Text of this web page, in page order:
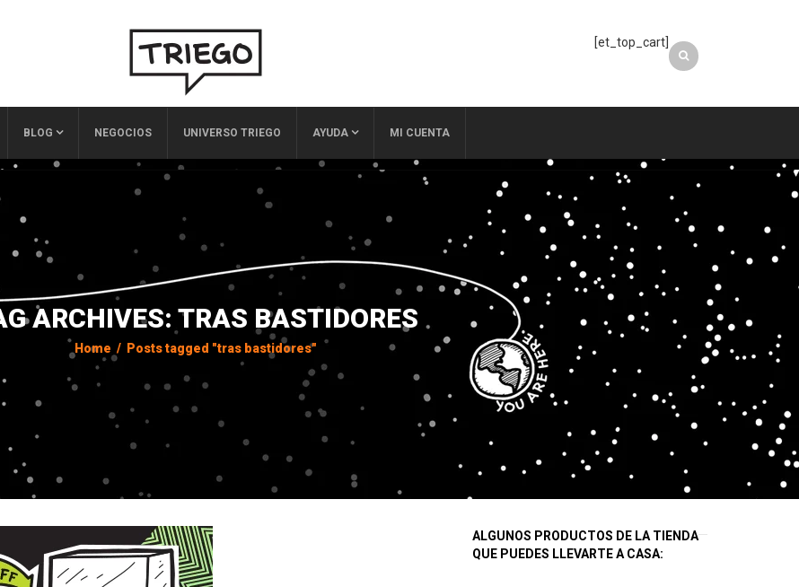
[et_top_cart]
BLOG NEGOCIOS UNIVERSO TRIEGO AYUDA MI CUENTA
ARCHIVES: TRAS BASTIDORES
Home / Posts tagged "tras bastidores"
ALGUNOS PRODUCTOS DE LA TIENDA
QUE PUEDES LLEVARTE A CASA: